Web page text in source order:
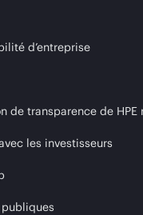
d’entreprise
de transparence de HPE
les investisseurs